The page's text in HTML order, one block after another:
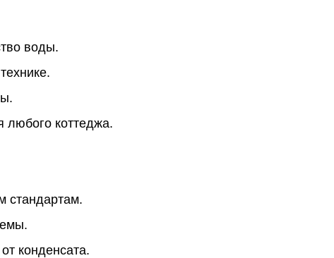
воды.
любого коттеджа.
стандартам.
конденсата.